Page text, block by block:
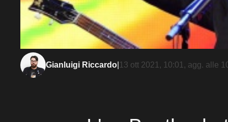
Gianluigi Riccardo 13 ott 2021, 10:01 , agg. alle